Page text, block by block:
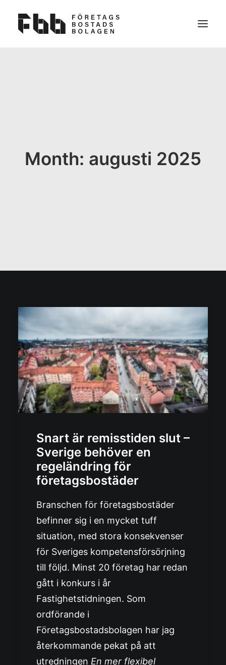
FAQMonth: augusti 2025
Snart är remisstiden slut –
Sverige behöver en
regeländring för
företagsbostäder
Branschen för företagsbostäder
befinner sig i en mycket tuff
situation, med stora konsekvenser
för Sveriges kompetensförsörjning
till följd. Minst 20 företag har redan
gått i konkurs i år
Fastighetstidningen. Som
ordförande i
Företagsbostadsbolagen har jag
återkommande pekat på att
utredningen En mer flexibel